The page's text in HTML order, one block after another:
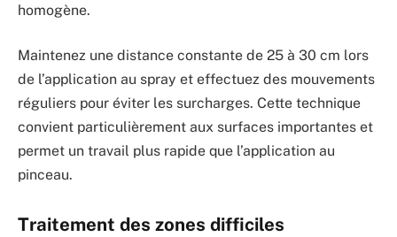
homogène.
Maintenez une distance constante de 25 à 30 cm lors
de l’application au spray et effectuez des mouvements
réguliers pour éviter les surcharges. Cette technique
convient particulièrement aux surfaces importantes et
permet un travail plus rapide que l’application au
pinceau.
Traitement des zones difficiles